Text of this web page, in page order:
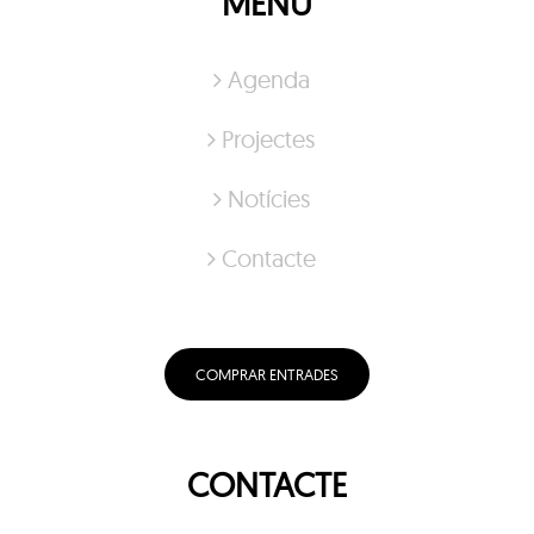
Agenda
Projectes
Notícies
Contacte
COMPRAR ENTRADES
CONTACTE